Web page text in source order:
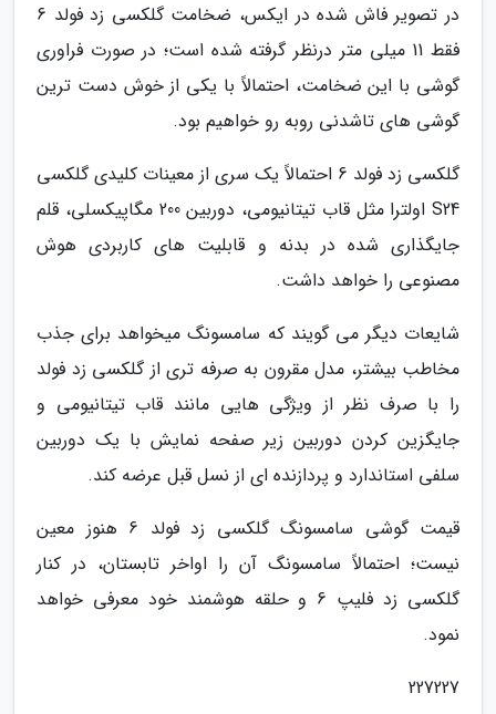
در تصویر فاش شده در ایکس، ضخامت گلکسی زد فولد 6
فقط 11 میلی متر درنظر گرفته شده است؛ در صورت فراوری
گوشی با این ضخامت، احتمالاً با یکی از خوش دست ترین
گوشی های تاشدنی روبه رو خواهیم بود.
گلکسی زد فولد 6 احتمالاً یک سری از معینات کلیدی گلکسی
S24 اولترا مثل قاب تیتانیومی، دوربین 200 مگاپیکسلی، قلم
جایگذاری شده در بدنه و قابلیت های کاربردی هوش
مصنوعی را خواهد داشت.
شایعات دیگر می گویند که سامسونگ میخواهد برای جذب
مخاطب بیشتر، مدل مقرون به صرفه تری از گلکسی زد فولد
را با صرف نظر از ویژگی هایی مانند قاب تیتانیومی و
جایگزین کردن دوربین زیر صفحه نمایش با یک دوربین
سلفی استاندارد و پردازنده ای از نسل قبل عرضه کند.
قیمت گوشی سامسونگ گلکسی زد فولد 6 هنوز معین
نیست؛ احتمالاً سامسونگ آن را اواخر تابستان، در کنار
گلکسی زد فلیپ 6 و حلقه هوشمند خود معرفی خواهد
نمود.
227227